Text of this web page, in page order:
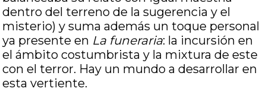
dentro del terreno de la sugerencia y el
misterio) y suma además un toque personal
ya presente en La funeraria: la incursión en
el ámbito costumbrista y la mixtura de este
con el terror. Hay un mundo a desarrollar en
esta vertiente.